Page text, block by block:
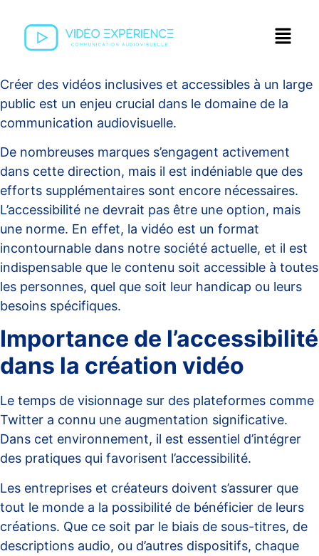
Créer des vidéos inclusives et accessibles à un large
public est un enjeu crucial dans le domaine de la
communication audiovisuelle.
De nombreuses marques s’engagent activement
dans cette direction, mais il est indéniable que des
efforts supplémentaires sont encore nécessaires.
L’accessibilité ne devrait pas être une option, mais
une norme. En effet, la vidéo est un format
incontournable dans notre société actuelle, et il est
indispensable que le contenu soit accessible à toutes
les personnes, quel que soit leur handicap ou leurs
besoins spécifiques.
Importance de l’accessibilité
dans la création vidéo
Le temps de visionnage sur des plateformes comme
Twitter a connu une augmentation significative.
Dans cet environnement, il est essentiel d’intégrer
des pratiques qui favorisent l’accessibilité.
Les entreprises et créateurs doivent s’assurer que
tout le monde a la possibilité de bénéficier de leurs
créations. Que ce soit par le biais de sous-titres, de
descriptions audio, ou d’autres dispositifs, chaque